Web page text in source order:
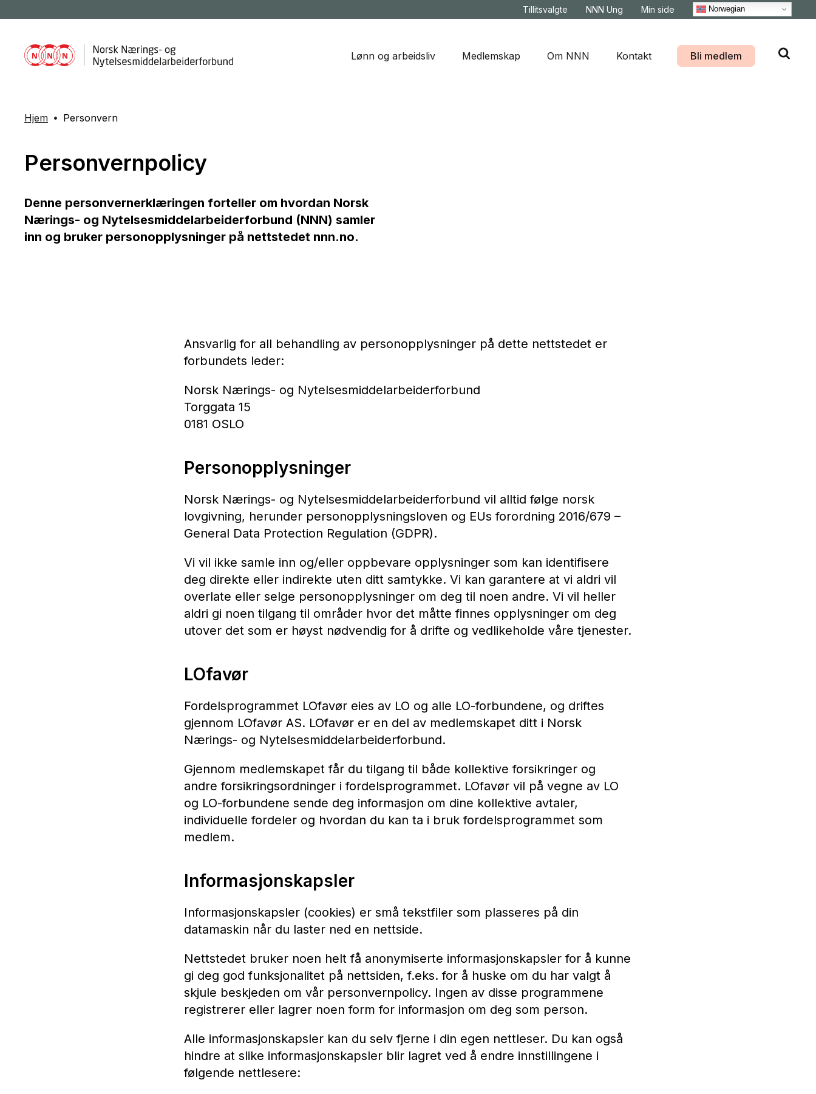
Tillitsvalgte NNN Ung Min side Norwegian
Lønn og arbeidsliv Medlemskap Om NNN Kontakt Bli medlem
Hjem Personvern
Personvernpolicy
Denne personvernerklæringen forteller om hvordan Norsk
Nærings- og Nytelsesmiddelarbeiderforbund (NNN) samler
inn og bruker personopplysninger på nettstedet nnn.no.
Ansvarlig for all behandling av personopplysninger på dette nettstedet er
forbundets leder:
Norsk Nærings- og Nytelsesmiddelarbeiderforbund
Torggata 15
0181 OSLO
Personopplysninger
Norsk Nærings- og Nytelsesmiddelarbeiderforbund vil alltid følge norsk
lovgivning, herunder personopplysningsloven og EUs forordning 2016/679 –
General Data Protection Regulation (GDPR).
Vi vil ikke samle inn og/eller oppbevare opplysninger som kan identifisere
deg direkte eller indirekte uten ditt samtykke. Vi kan garantere at vi aldri vil
overlate eller selge personopplysninger om deg til noen andre. Vi vil heller
aldri gi noen tilgang til områder hvor det måtte finnes opplysninger om deg
utover det som er høyst nødvendig for å drifte og vedlikeholde våre tjenester.
LOfavør
Fordelsprogrammet LOfavør eies av LO og alle LO-forbundene, og driftes
gjennom LOfavør AS. LOfavør er en del av medlemskapet ditt i Norsk
Nærings- og Nytelsesmiddelarbeiderforbund.
Gjennom medlemskapet får du tilgang til både kollektive forsikringer og
andre forsikringsordninger i fordelsprogrammet. LOfavør vil på vegne av LO
og LO-forbundene sende deg informasjon om dine kollektive avtaler,
individuelle fordeler og hvordan du kan ta i bruk fordelsprogrammet som
medlem.
Informasjonskapsler
Informasjonskapsler (cookies) er små tekstfiler som plasseres på din
datamaskin når du laster ned en nettside.
Nettstedet bruker noen helt få anonymiserte informasjonskapsler for å kunne
gi deg god funksjonalitet på nettsiden, f.eks. for å huske om du har valgt å
skjule beskjeden om vår personvernpolicy. Ingen av disse programmene
registrerer eller lagrer noen form for informasjon om deg som person.
Alle informasjonskapsler kan du selv fjerne i din egen nettleser. Du kan også
hindre at slike informasjonskapsler blir lagret ved å endre innstillingene i
følgende nettlesere: